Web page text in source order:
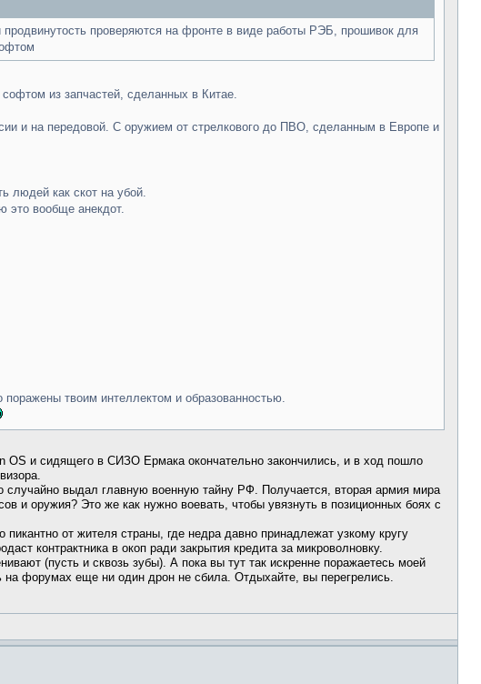
проверяются на фронте в виде работы РЭБ, прошивок для
из запчастей, сделанных в Китае.
и на передовой. С оружием от стрелкового до ПВО, сделанным в Европе и
людей как скот на убой.
это вообще анекдот.
твоим интеллектом и образованностью.
OS и сидящего в СИЗО Ермака окончательно закончились, и в ход пошло
выдал главную военную тайну РФ. Получается, вторая армия мира
и оружия? Это же как нужно воевать, чтобы увязнуть в позиционных боях с
от жителя страны, где недра давно принадлежат узкому кругу
контрактника в окоп ради закрытия кредита за микроволновку.
(пусть и сквозь зубы). А пока вы тут так искренне поражаетесь моей
на форумах еще ни один дрон не сбила. Отдыхайте, вы перегрелись.